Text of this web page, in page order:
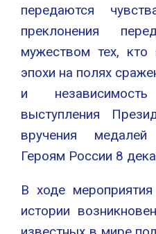
передаются
преклонения
мужеством тех,
эпохи на полях
и
выступления
вручения
Героям России 8
В ходе
истории